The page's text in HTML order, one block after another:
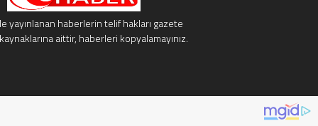
yayınlanan haberlerin telif hakları gazete
aittir, haberleri kopyalamayınız.